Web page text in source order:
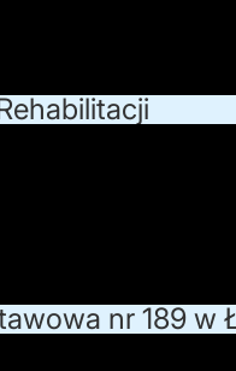
nr 189 w